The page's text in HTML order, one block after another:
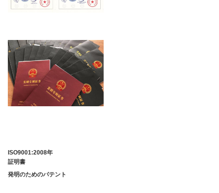
ISO9001:2008年
証明書
発明のためのパテント